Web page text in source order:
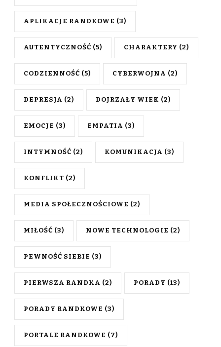
APLIKACJE RANDKOWE (3)
AUTENTYCZNOŚĆ (5) CHARAKTERY (2)
CODZIENNOŚĆ (5) CYBERWOJNA (2)
DEPRESJA (2) DOJRZAŁY WIEK (2)
EMOCJE (3) EMPATIA (3)
INTYMNOŚĆ (2) KOMUNIKACJA (3)
KONFLIKT (2)
MEDIA SPOŁECZNOŚCIOWE (2)
MIŁOŚĆ (3) NOWE TECHNOLOGIE (2)
PEWNOŚĆ SIEBIE (3)
PIERWSZA RANDKA (2) PORADY (13)
PORADY RANDKOWE (3)
PORTALE RANDKOWE (7)